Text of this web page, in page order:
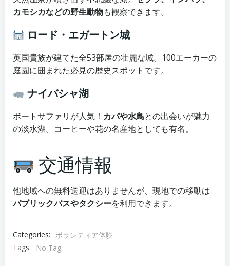
カモシカなどの野生動物も観察できます。
ロード・エガートン城
英国貴族が建てた全53部屋の壮麗な城。100エーカーの
庭園に囲まれた必見の歴史スポットです。
ナイバシャ湖
ボートサファリが人気！ カバや水鳥との出会いが魅力
の淡水湖。コーヒーや花の名産地としても有名。
交通情報
他地域への無料送迎はありませんが、現地での移動は
パブリックバスやタクシーを利用できます。
Categories:
ボランティア体験
Tags:
No Tag